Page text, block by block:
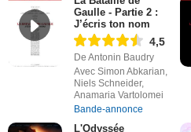
Gaulle - Partie 2 :
J’écris ton nom
4,5
De Antonin Baudry
Avec Simon Abkarian,
Niels Schneider,
Anamaria Vartolomei
Bande-annonce
L'Odyssée